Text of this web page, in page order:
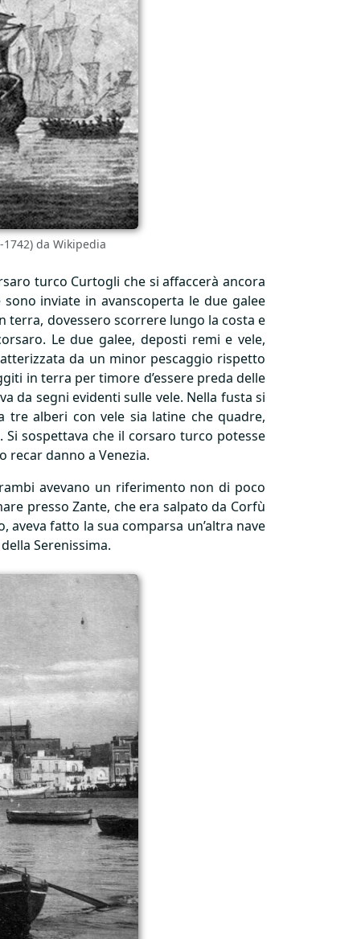
da Wikipedia
turco Curtogli che si affaccerà ancora
inviate in avanscoperta le due galee
terra, dovessero scorrere lungo la costa e
Le due galee, deposti remi e vele,
da un minor pescaggio rispetto
in terra per timore d’essere preda delle
da segni evidenti sulle vele. Nella fusta si
tre alberi con vele sia latine che quadre,
sospettava che il corsaro turco potesse
danno a Venezia.
avevano un riferimento non di poco
presso Zante, che era salpato da Corfù
fatto la sua comparsa un’altra nave
Serenissima.